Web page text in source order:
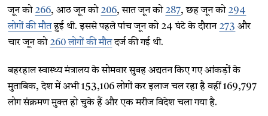
जून को 266, आठ जून को 206, सात जून को 287, छह जून को 294
लोगों की मौतहुई थी. इससे पहले पांच जून को 24 घंटे के दौरान 273 और
चार जून को 260 लोगों की मौतदर्ज की गई थी.
बहरहाल स्वास्थ्य मंत्रालय के सोमवार सुबह अद्यतन किए गए आंकड़ों के
मुताबिक, देश में अभी 153,106 लोगों कर इलाज चल रहा है वहीं 169,797
लोग संक्रमण मुक्त हो चुके हैं और एक मरीज विदेश चला गया है.